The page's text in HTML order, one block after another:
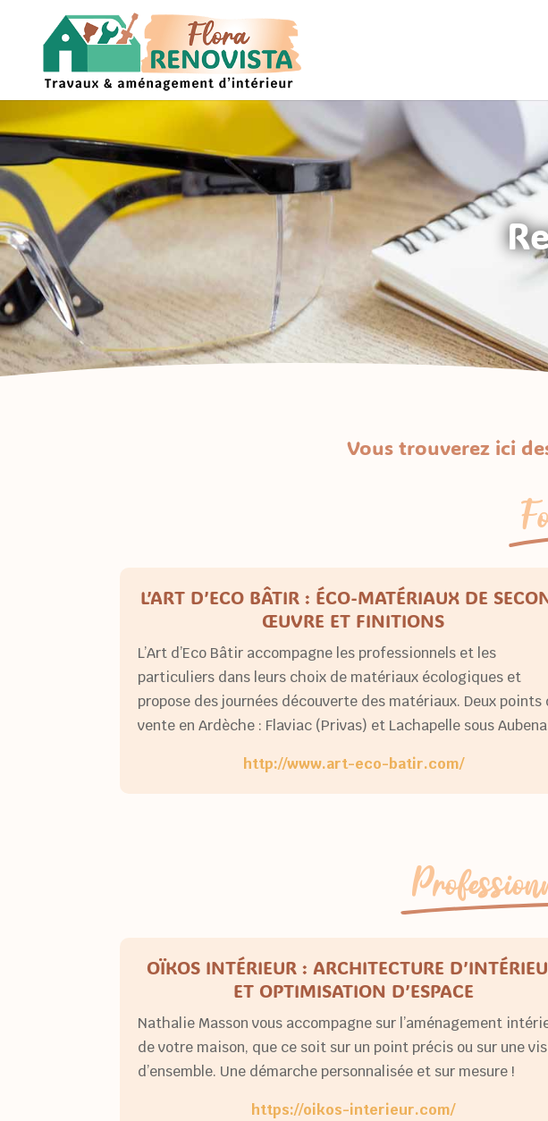
Vous trouverez ici
L’ART D’ECO BÂTIR : ÉCO-MATÉRIAUX DE
ŒUVRE ET FINITIONS
L’Art d’Eco Bâtir accompagne les professionnels et les
particuliers dans leurs choix de matériaux écologiques et
propose des journées découverte des matériaux. Deux points
vente en Ardèche : Flaviac (Privas) et Lachapelle sous
http://www.art-eco-batir.com/
OÏKOS INTÉRIEUR : ARCHITECTURE
ET OPTIMISATION D’ESPACE
Nathalie Masson vous accompagne sur l’aménagement
de votre maison, que ce soit sur un point précis ou sur une
d’ensemble. Une démarche personnalisée et sur mesure !
https://oikos-interieur.com/